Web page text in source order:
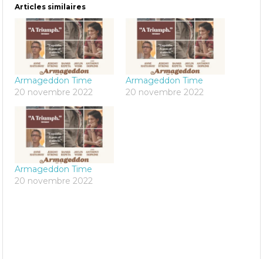
Articles similaires
Armageddon Time
20 novembre 2022
Armageddon Time
20 novembre 2022
Armageddon Time
20 novembre 2022